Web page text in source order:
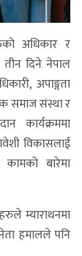
अधिकार र
तीन दिने नेपाल
अपाङ्गता
समाज संस्था र
कार्यक्रममा
विकासलाई
बारेमा
म्याराथनमा
हमालले पनि